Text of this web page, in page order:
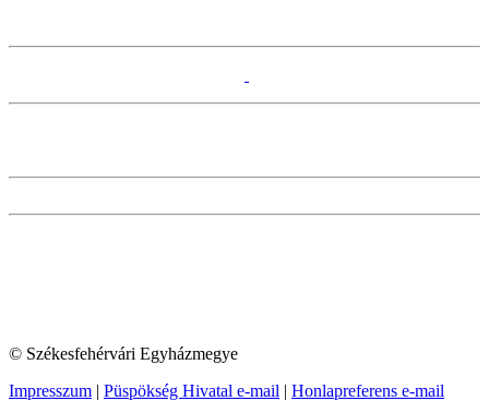
© Székesfehérvári Egyházmegye
Impresszum | Püspökség Hivatal e-mail | Honlapreferens e-mail